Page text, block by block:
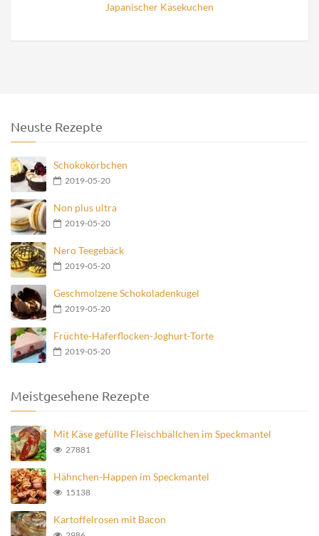
Japanischer Käsekuchen
Neuste Rezepte
Schokokörbchen
2019-05-20
Non plus ultra
2019-05-20
Nero Teegebäck
2019-05-20
Geschmolzene Schokoladenkugel
2019-05-20
Früchte-Haferflocken-Joghurt-Torte
2019-05-20
Meistgesehene Rezepte
Mit Käse gefüllte Fleischbällchen im Speckmantel
27881
Hähnchen-Happen im Speckmantel
15138
Kartoffelrosen mit Bacon